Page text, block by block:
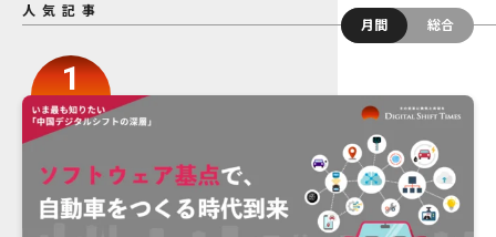
人気記事
月間
総合